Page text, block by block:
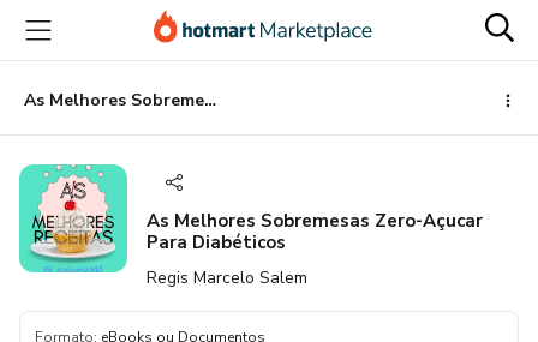
para
conteúdo
principal
para
pagamento
para
rodapé
As Melhores Sobremesas Zero-Açucar Para Diabéticos
As Melhores Sobremesas Zero-Açucar
Para Diabéticos
Regis Marcelo Salem
Formato: eBooks ou Documentos